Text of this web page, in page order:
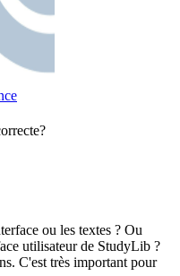
ou les textes ? Ou
utilisateur de StudyLib ?
C'est très important pour